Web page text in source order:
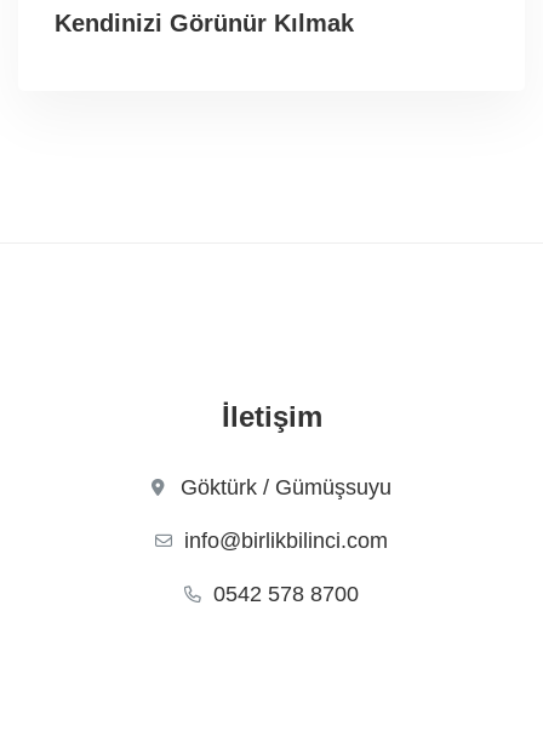
Kendinizi Görünür Kılmak
İletişim
Göktürk / Gümüşsuyu
info@birlikbilinci.com
0542 578 8700